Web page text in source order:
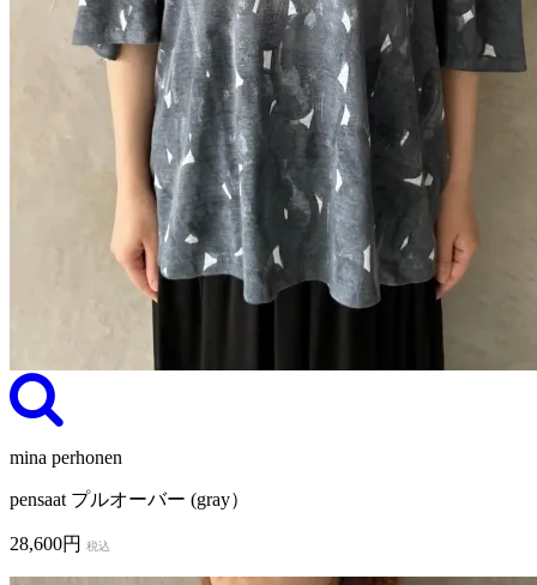
mina perhonen
pensaat プルオーバー (gray）
28,600円 税込